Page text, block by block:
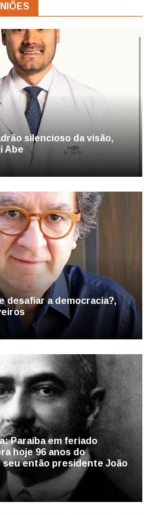
silencioso da visão,
Abe
desafiar a democracia?,
Paraíba em feriado
hoje 96 anos do
seu então presidente João